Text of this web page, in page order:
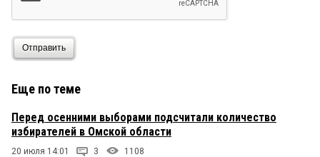
Отправить
Еще по теме
Перед осенними выборами подсчитали количество
избирателей в Омской области
20 июля 14:01 3 1108